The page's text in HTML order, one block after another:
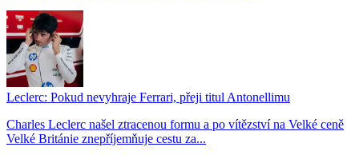
Leclerc: Pokud nevyhraje Ferrari, přeji titul Antonellimu
Charles Leclerc našel ztracenou formu a po vítězství na Velké ceně
Velké Británie znepříjemňuje cestu za...